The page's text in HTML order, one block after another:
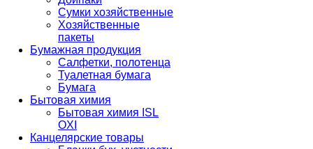
Сумки хозяйственные
Хозяйственные
пакеты
Бумажная продукция
Салфетки, полотенца
Туалетная бумага
Бумага
Бытовая химия
Бытовая химия ISL
OXI
Канцелярские товары